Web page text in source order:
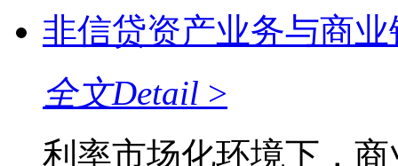
非信贷资产业务与商
全文Detail >
利率市场化环境下，